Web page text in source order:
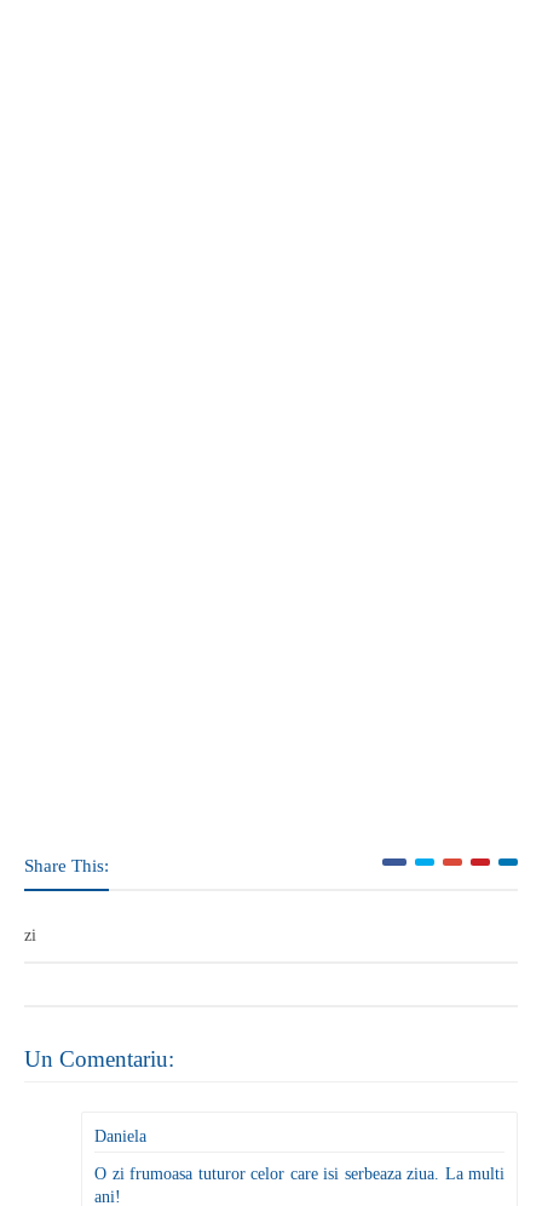
Share This:
zi
Un Comentariu:
Daniela
O zi frumoasa tuturor celor care isi serbeaza ziua. La multi
ani!